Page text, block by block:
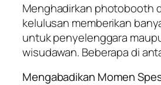
Menghadirkan photobooth
kelulusan memberikan
untuk penyelenggara
wisudawan. Beberapa di
Mengabadikan Momen